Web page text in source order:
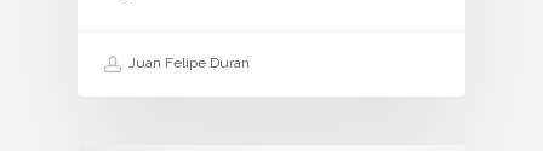
Juan Felipe Duran